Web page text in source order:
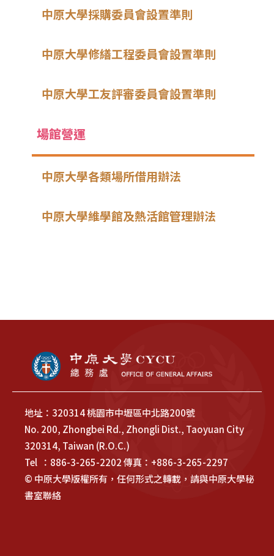
中原大學採購委員會設置準則
中原大學修繕工程委員會設置準則
中原大學工友評審委員會設置準則
場館營運
中原大學各類場所借用辦法
中原大學維學館及熱活館管理辦法
地址：320314 桃園市中壢區中北路200號
No. 200, Zhongbei Rd., Zhongli Dist., Taoyuan City
320314, Taiwan (R.O.C.)
Tel ：886-3-265-2202 傳真：+886-3-265-2297
© 中原大學版權所有，任何形式之轉載，請與中原大學秘
書室聯絡